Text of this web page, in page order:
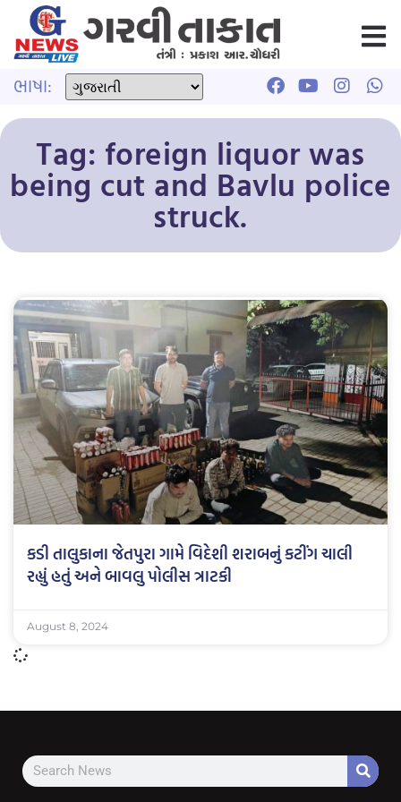
ભાષા:
Tag: foreign liquor was
being cut and Bavlu police
struck.
કડી તાલુકાના જેતપુરા ગામે વિદેશી શરાબનું કટીંગ ચાલી
રહ્યું હતું અને બાવલુ પોલીસ ત્રાટકી
August 8, 2024